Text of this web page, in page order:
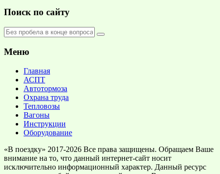
Поиск по сайту
Меню
Главная
АСПТ
Автотормоза
Охрана труда
Тепловозы
Вагоны
Инструкции
Оборудование
«В поездку» 2017-2026 Все права защищены. Обращаем Ваше
внимание на то, что данный интернет-сайт носит
исключительно информационный характер. Данный ресурс